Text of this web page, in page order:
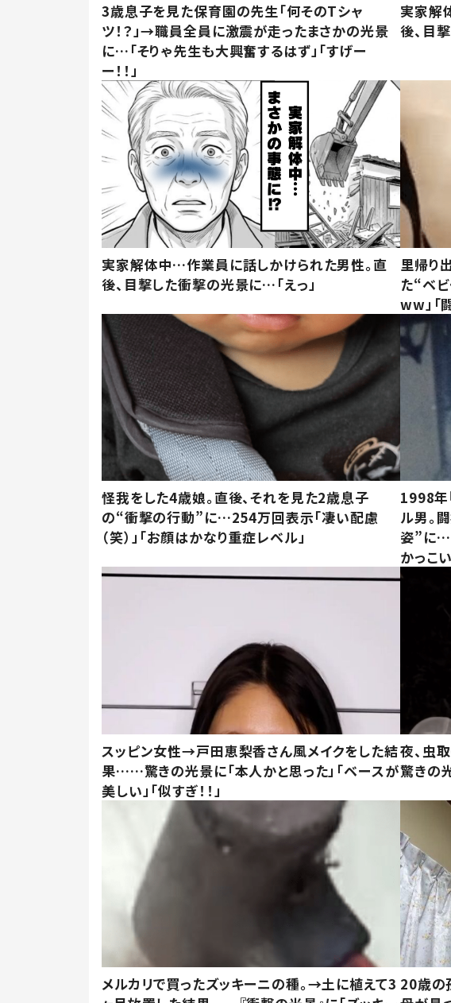
3歳息子を見た保育園の先生「何そのTシャ
ツ！？」→職員全員に激震が走ったまさかの光景
に…「そりゃ先生も大興奮するはず」「すげー
ー！！」
実家解
後、目
実家解体中…作業員に話しかけられた男性。直
後、目撃した衝撃の光景に…「えっ」
里帰り
た“ベ
ww」「
怪我をした4歳娘。直後、それを見た2歳息子
の“衝撃の行動”に…254万回表示「凄い配慮
（笑）」「お顔はかなり重症レベル」
1998年
ル男。
姿”に…
かっこ
スッピン女性→戸田恵梨香さん風メイクをした結
果……驚きの光景に「本人かと思った」「ベースが
美しい」「似すぎ！！」
夜、虫
驚きの
メルカリで買ったズッキーニの種。→土に植えて3 20歳の